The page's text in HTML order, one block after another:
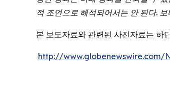
적 조언으로 해석되어서는 안 된다.
본 보도자료와 관련된 사진자료는 하
http://www.globenewswire.com/